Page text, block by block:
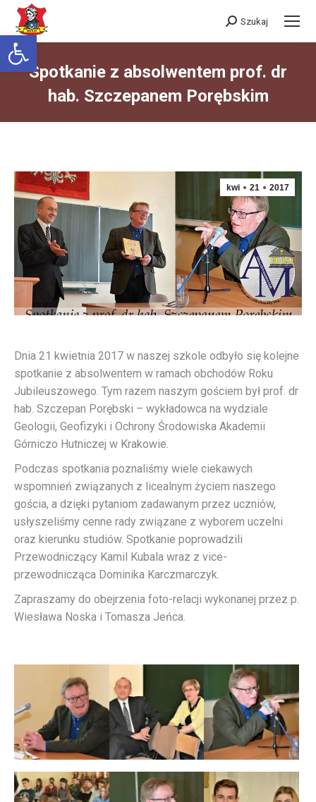
Otwórz pasek narzędzi
Szukaj:
Szukaj
Spotkanie z absolwentem prof. dr
hab. Szczepanem Porębskim
kwi 21 2017
Dnia 21 kwietnia 2017 w naszej szkole odbyło się kolejne
spotkanie z absolwentem w ramach obchodów Roku
Jubileuszowego. Tym razem naszym gościem był prof. dr
hab. Szczepan Porębski – wykładowca na wydziale
Geologii, Geofizyki i Ochrony Środowiska Akademii
Górniczo Hutniczej w Krakowie.
Podczas spotkania poznaliśmy wiele ciekawych
wspomnień związanych z licealnym życiem naszego
gościa, a dzięki pytaniom zadawanym przez uczniów,
usłyszeliśmy cenne rady związane z wyborem uczelni
oraz kierunku studiów. Spotkanie poprowadzili
Przewodniczący Kamil Kubala wraz z vice-
przewodnicząca Dominika Karczmarczyk.
Zapraszamy do obejrzenia foto-relacji wykonanej przez p.
Wiesława Noska i Tomasza Jeńca.